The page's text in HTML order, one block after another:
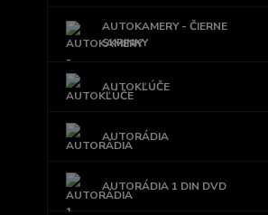
AUTOKAMERY - ČIERNE
SKRINKY
AUTOKĽÚČE
AUTORÁDIA
AUTORÁDIA 1 DIN DVD